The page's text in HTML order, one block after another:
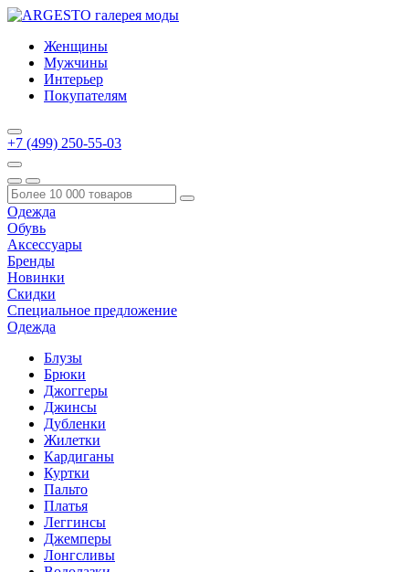
Женщины
Мужчины
Интерьер
Покупателям
+7 (499) 250-55-03
Одежда
Обувь
Аксессуары
Бренды
Новинки
Скидки
Специальное предложение
Одежда
Блузы
Брюки
Джоггеры
Джинсы
Дубленки
Жилетки
Кардиганы
Куртки
Пальто
Платья
Леггинсы
Джемперы
Лонгсливы